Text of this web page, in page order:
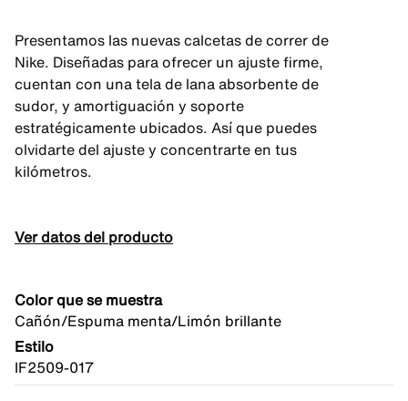
Presentamos las nuevas calcetas de correr de
Nike. Diseñadas para ofrecer un ajuste firme,
cuentan con una tela de lana absorbente de
sudor, y amortiguación y soporte
estratégicamente ubicados. Así que puedes
olvidarte del ajuste y concentrarte en tus
kilómetros.
Ver datos del producto
Color que se muestra
Cañón/Espuma menta/Limón brillante
Estilo
IF2509-017